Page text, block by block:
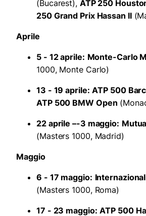
(Bucarest), ATP 250
250 Grand Prix Hassan II
Aprile
5 - 12 aprile: Monte-Carlo
1000, Monte Carlo)
13 - 19 aprile: ATP 500
ATP 500 BMW Open
22 aprile –-3 maggio:
(Masters 1000, Madrid)
Maggio
6 - 17 maggio:
(Masters 1000, Roma)
17 - 23 maggio: ATP 500